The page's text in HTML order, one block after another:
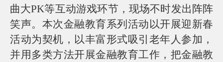
曲大PK等互动游戏环节，现场不时发出阵阵
笑声。本次金融教育系列活动以开展迎新春
活动为契机，以丰富形式吸引老年人参加，
并用多类方法开展金融教育工作，把金融教